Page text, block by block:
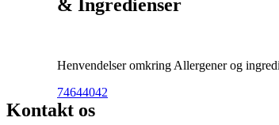
& Ingredienser
Henvendelser omkring Allergener og
74644042
Kontakt os